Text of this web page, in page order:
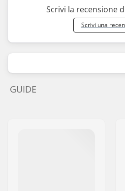
Scrivi la recensione
Scrivi una
GUIDE